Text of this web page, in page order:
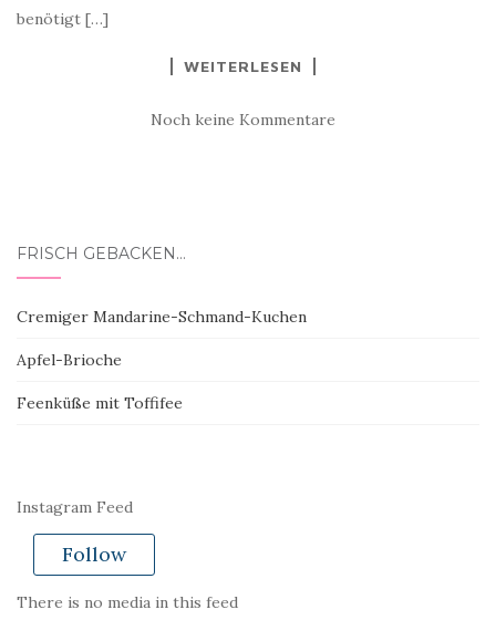
benötigt […]
WEITERLESEN
Noch keine Kommentare
FRISCH GEBACKEN…
Cremiger Mandarine-Schmand-Kuchen
Apfel-Brioche
Feenküße mit Toffifee
Instagram Feed
Follow
There is no media in this feed